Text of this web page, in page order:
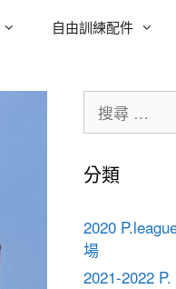
自由訓練配件
分類
2020
場
2021-2022